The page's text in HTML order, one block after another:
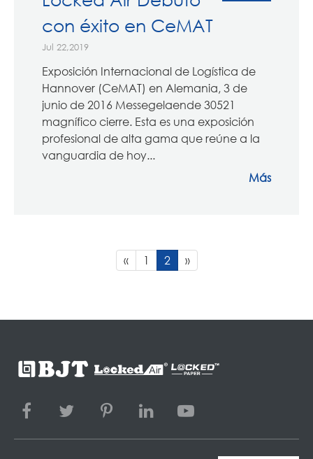
con éxito en CeMAT
Jul 22,2019
Exposición Internacional de Logística de
Hannover (CeMAT) en Alemania, 3 de
junio de 2016 Messegelaende 30521
magnífico cierre. Esta es una exposición
profesional de alta gama que reúne a la
vanguardia de hoy...
Más
« 1 2 »